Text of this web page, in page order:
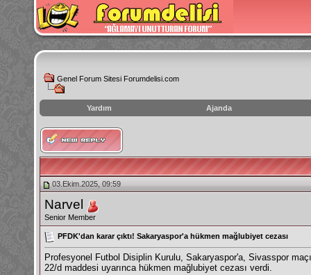
Genel Forum Sitesi Forumdelisi.com
Yardım Ajanda
instagram
izlenme
hilesi
03.Ekim.2025, 09:59
Narvel
Senior Member
PFDK'dan karar çıktı! Sakaryaspor'a hükmen mağlubiyet cezası
Profesyonel Futbol Disiplin Kurulu, Sakaryaspor'a, Sivasspor
22/d maddesi uyarınca hükmen mağlubiyet cezası verdi.